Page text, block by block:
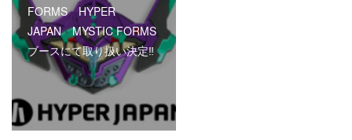
FORMS HYPER
JAPAN MYSTIC FORMS
ブースにて取り扱い決定‼︎